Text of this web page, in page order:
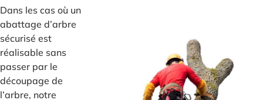
Dans les cas où un
abattage d’arbre
sécurisé est
réalisable sans
passer par le
découpage de
l’arbre, notre